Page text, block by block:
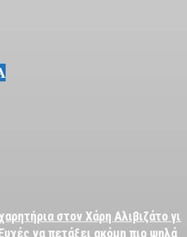
στον Χάρη Αλιβιζάτο για
να πετάξει ακόμη πιο ψηλά